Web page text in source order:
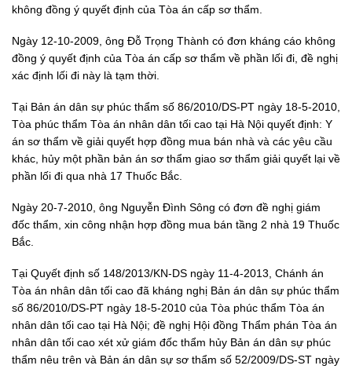
không đồng ý quyết định của Tòa án cấp sơ thẩm.
Ngày 12-10-2009, ông Đỗ Trọng Thành có đơn kháng cáo không
đồng ý quyết định của Tòa án cấp sơ thẩm về phần lối đi, đề nghị
xác định lối đi này là tạm thời.
Tại Bản án dân sự phúc thẩm số 86/2010/DS-PT ngày 18-5-2010,
Tòa phúc thẩm Tòa án nhân dân tối cao tại Hà Nội quyết định: Y
án sơ thẩm về giải quyết hợp đồng mua bán nhà và các yêu cầu
khác, hủy một phần bản án sơ thẩm giao sơ thẩm giải quyết lại về
phần lối đi qua nhà 17 Thuốc Bắc.
Ngày 20-7-2010, ông Nguyễn Đình Sông có đơn đề nghị giám
đốc thẩm, xin công nhận hợp đồng mua bán tầng 2 nhà 19 Thuốc
Bắc.
Tại Quyết định số 148/2013/KN-DS ngày 11-4-2013, Chánh án
Tòa án nhân dân tối cao đã kháng nghị Bản án dân sự phúc thẩm
số 86/2010/DS-PT ngày 18-5-2010 của Tòa phúc thẩm Tòa án
nhân dân tối cao tại Hà Nội; đề nghị Hội đồng Thẩm phán Tòa án
nhân dân tối cao xét xử giám đốc thẩm hủy Bản án dân sự phúc
thẩm nêu trên và Bản án dân sự sơ thẩm số 52/2009/DS-ST ngày